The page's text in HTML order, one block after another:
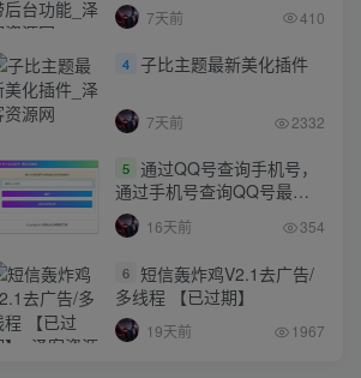
7天前 410
4 子比主题最新美化插件
7天前 2332
5 通过QQ号查询手机号，
通过手机号查询QQ号最新
网站源码
16天前 354
6 短信轰炸鸡V2.1去广告/
多线程 【已过期】
19天前 1967